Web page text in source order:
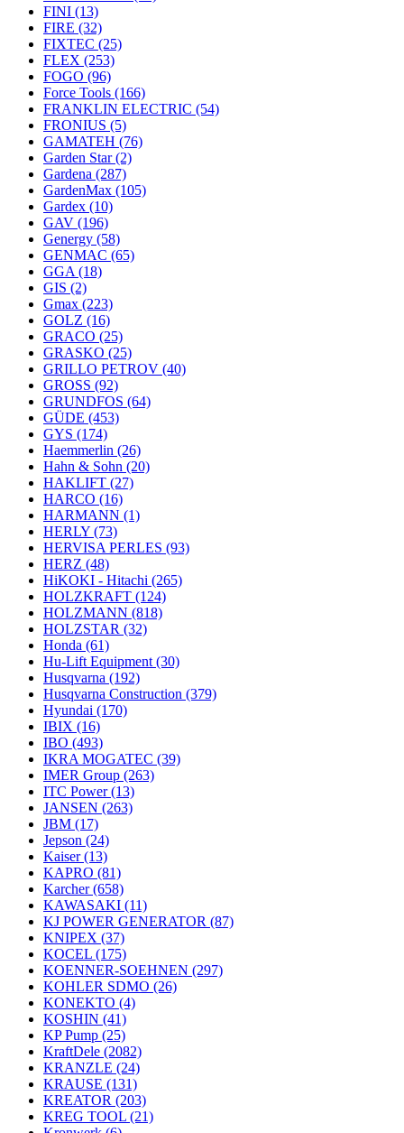
FINI (13)
FIRE (32)
FIXTEC (25)
FLEX (253)
FOGO (96)
Force Tools (166)
FRANKLIN ELECTRIC (54)
FRONIUS (5)
GAMATEH (76)
Garden Star(2)
Gardena (287)
GardenMax (105)
Gardex (10)
GAV (196)
Genergy (58)
GENMAC (65)
GGA (18)
GIS (2)
Gmax (223)
GOLZ (16)
GRACO (25)
GRASKO (25)
GRILLO PETROV (40)
GROSS (92)
GRUNDFOS (64)
GÜDE (453)
GYS (174)
Haemmerlin (26)
Hahn & Sohn (20)
HAKLIFT (27)
HARCO (16)
HARMANN (1)
HERLY (73)
HERVISA PERLES (93)
HERZ (48)
HiKOKI - Hitachi (265)
HOLZKRAFT (124)
HOLZMANN (818)
HOLZSTAR (32)
Honda (61)
Hu-Lift Equipment (30)
Husqvarna (192)
Husqvarna Construction (379)
Hyundai (170)
IBIX (16)
IBO (493)
IKRA MOGATEC (39)
IMER Group (263)
ITC Power(13)
JANSEN (263)
JBM (17)
Jepson (24)
Kaiser(13)
KAPRO (81)
Karcher(658)
KAWASAKI (11)
KJ POWER GENERATOR (87)
KNIPEX (37)
KOCEL (175)
KOENNER-SOEHNEN (297)
KOHLER SDMO (26)
KONEKTO (4)
KOSHIN (41)
KP Pump (25)
KraftDele (2082)
KRANZLE (24)
KRAUSE (131)
KREATOR (203)
KREG TOOL (21)